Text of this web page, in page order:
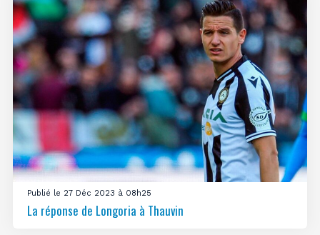
Publié le 27 Déc 2023 à 08h25
La réponse de Longoria à Thauvin